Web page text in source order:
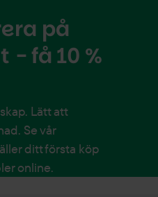
på
- få 10 %
Lätt att
Se vår
ditt första köp
online.